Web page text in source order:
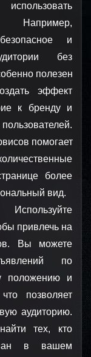
и
без
полезен
эффект
к бренду и
помогает
более
вид.
привлечь на
Вы можете
по
положению и
позволяет
аудиторию.
тех, кто
в вашем